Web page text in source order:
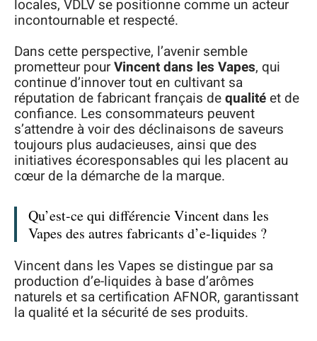
locales, VDLV se positionne comme un acteur
incontournable et respecté.
Dans cette perspective, l’avenir semble
prometteur pourVincent dans les Vapes, qui
continue d’innover tout en cultivant sa
réputation de fabricant français dequalitéet de
confiance. Les consommateurs peuvent
s’attendre à voir des déclinaisons de saveurs
toujours plus audacieuses, ainsi que des
initiatives écoresponsables qui les placent au
cœur de la démarche de la marque.
Qu’est-ce qui différencie Vincent dans les
Vapes des autres fabricants d’e-liquides ?
Vincent dans les Vapes se distingue par sa
production d’e-liquides à base d’arômes
naturels et sa certification AFNOR, garantissant
la qualité et la sécurité de ses produits.